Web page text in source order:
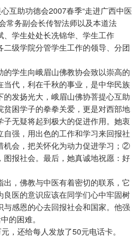
互助功德会2007春季“走进广西中医
常务副会长传智法师以及本道法
学生处处长冼锦华、学生工作
二级学院分管学生工作的领导、分团
学生向峨眉山佛教协会致以崇高的
代，利在千秋的事业，是中华民族
发扬光大，峨眉山佛协菩提心互助
困学子的拳拳关爱，更是对西部地
无疑将起到极大的促进作用。她衷
强，用出色的工作和学习来回报社
会，把关怀化为动力促进学习；②
报社会。最后，她真诚地祝愿：好
，佛教与中医有着密切的联系，它
医的意识应该在同学们心中牢固树
感恩的心去回报社会和国家。他强
的困难。
还给每人发放了50元电话卡。